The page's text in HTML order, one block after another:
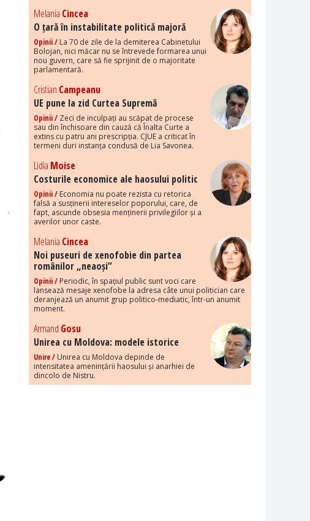
Melania Cincea
O țară în instabilitate politică majoră
Opinii / La 70 de zile de la demiterea Cabinetului
Bolojan, nici măcar nu se întrevede formarea unui
nou guvern, care să fie sprijinit de o majoritate
parlamentară.
Cristian Campeanu
UE pune la zid Curtea Supremă
Opinii / Zeci de inculpați au scăpat de procese
sau din închisoare din cauză că Înalta Curte a
extins cu patru ani prescripția. CJUE a criticat în
termeni duri instanța condusă de Lia Savonea.
Lidia Moise
Costurile economice ale haosului politic
Opinii / Economia nu poate rezista cu retorica
falsă a susținerii intereselor poporului, care, de
fapt, ascunde obsesia menținerii privilegiilor și a
averilor unor caste.
Melania Cincea
Noi puseuri de xenofobie din partea
românilor „neaoși”
Opinii / Periodic, în spațiul public sunt voci care
lansează mesaje xenofobe la adresa câte unui politician care
deranjează un anumit grup politico-mediatic, într-un anumit
moment.
Armand Gosu
Unirea cu Moldova: modele istorice
Unire / Unirea cu Moldova depinde de
intensitatea amenințării haosului și anarhiei de
dincolo de Nistru.